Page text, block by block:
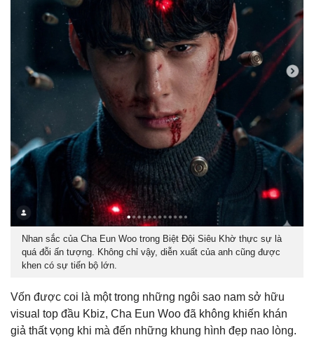
Nhan sắc của Cha Eun Woo trong Biệt Đội Siêu Khờ thực sự là
quá đỗi ấn tượng. Không chỉ vậy, diễn xuất của anh cũng được
khen có sự tiến bộ lớn.
Vốn được coi là một trong những ngôi sao nam sở hữu
visual top đầu Kbiz, Cha Eun Woo đã không khiến khán
giả thất vọng khi mà đến những khung hình đẹp nao lòng.